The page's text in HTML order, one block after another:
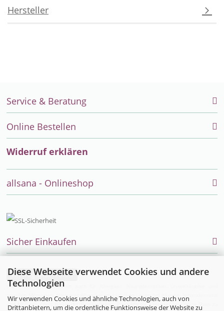
Diese Webseite verwendet Cookies und andere
Technologien
Wir verwenden Cookies und ähnliche Technologien, auch von
Drittanbietern, um die ordentliche Funktionsweise der Website zu
Hersteller
Service & Beratung
Online Bestellen
Widerruf erklären
allsana - Onlineshop
Sicher Einkaufen
Vertrag widerrufen
Endlich einfach einkaufen auch für Allergiker, Neurodermitiker, Umweltkranke und
sensible Menschen. Alles was Allergiker im täglichen Leben bei Allergie, Neurodermitis
und MCS brauchen, bietet die Firma allsana- Produkte für Allergiker im Online-Shop zu